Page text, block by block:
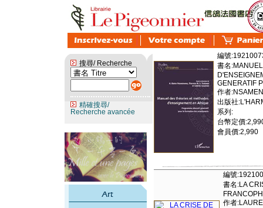
搜尋/ Recherche
精確搜尋/
Recherche avancée
編號
書名
GENERATIF
作者
出版社
系列:
台幣定價
會員價:2,990
編號
書名:LA
作者